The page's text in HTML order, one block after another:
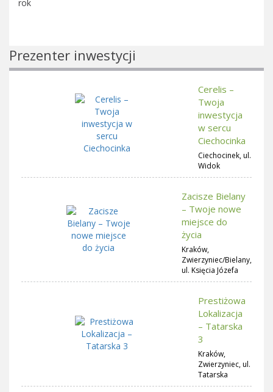
rok
Prezenter inwestycji
Cerelis –
Twoja
inwestycja
w sercu
Ciechocinka
Ciechocinek, ul.
Widok
Zacisze Bielany
– Twoje nowe
miejsce do
życia
Kraków,
Zwierzyniec/Bielany,
ul. Księcia Józefa
Prestiżowa
Lokalizacja
– Tatarska
3
Kraków,
Zwierzyniec, ul.
Tatarska